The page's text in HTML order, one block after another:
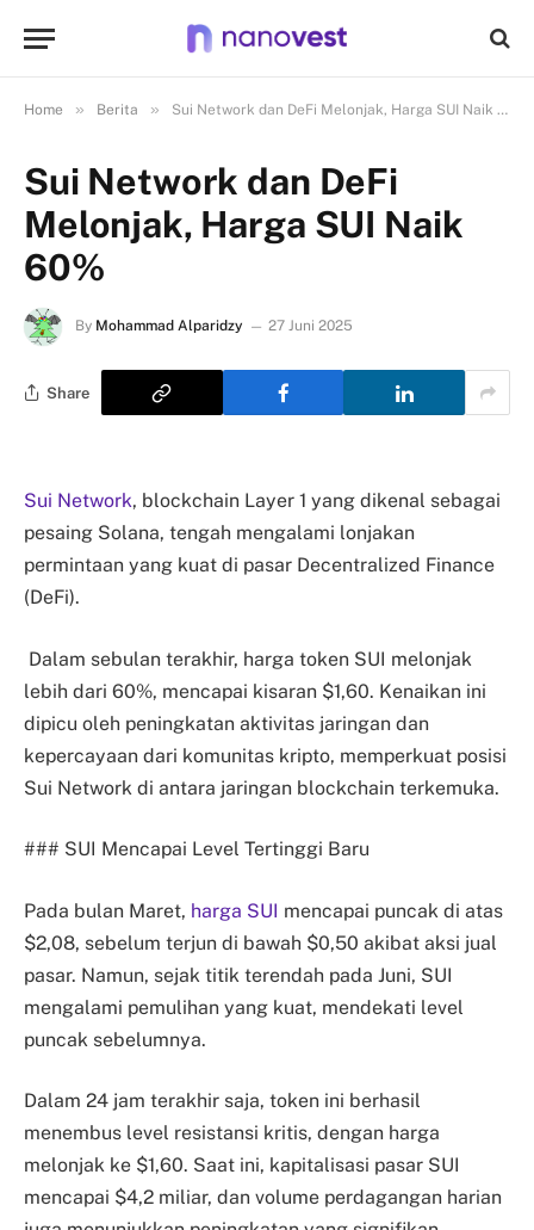
Home » Berita » Sui Network dan DeFi Melonjak, Harga SUI Naik 60%
Sui Network dan DeFi
Melonjak, Harga SUI Naik
60%
By Mohammad Alparidzy 27 Juni 2025
Share
Sui Network, blockchain Layer 1 yang dikenal sebagai
pesaing Solana, tengah mengalami lonjakan
permintaan yang kuat di pasar Decentralized Finance
(DeFi).
Dalam sebulan terakhir, harga token SUI melonjak
lebih dari 60%, mencapai kisaran $1,60. Kenaikan ini
dipicu oleh peningkatan aktivitas jaringan dan
kepercayaan dari komunitas kripto, memperkuat posisi
Sui Network di antara jaringan blockchain terkemuka.
### SUI Mencapai Level Tertinggi Baru
Pada bulan Maret, harga SUI mencapai puncak di atas
$2,08, sebelum terjun di bawah $0,50 akibat aksi jual
pasar. Namun, sejak titik terendah pada Juni, SUI
mengalami pemulihan yang kuat, mendekati level
puncak sebelumnya.
Dalam 24 jam terakhir saja, token ini berhasil
menembus level resistansi kritis, dengan harga
melonjak ke $1,60. Saat ini, kapitalisasi pasar SUI
mencapai $4,2 miliar, dan volume perdagangan harian